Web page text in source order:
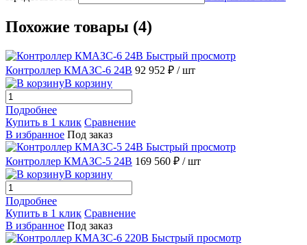
Похожие товары (4)
Быстрый просмотр
Контроллер КМАЗС-6 24В 92 952 ₽ / шт
В корзину
Подробнее
Купить в 1 клик Сравнение
В избранное Под заказ
Быстрый просмотр
Контроллер КМАЗС-5 24В 169 560 ₽ / шт
В корзину
Подробнее
Купить в 1 клик Сравнение
В избранное Под заказ
Быстрый просмотр